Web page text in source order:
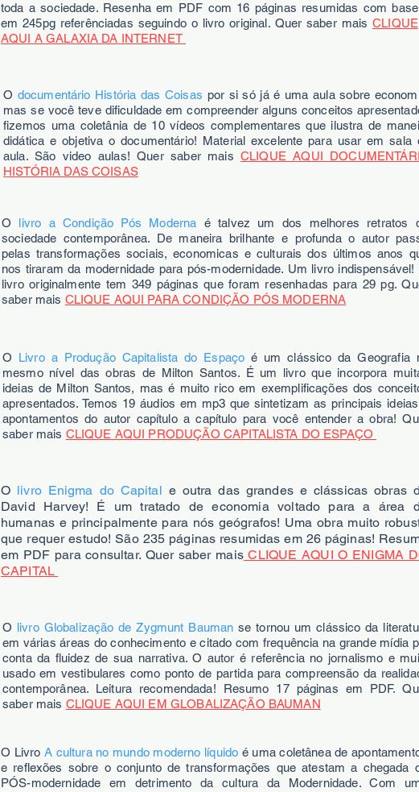
toda a sociedade. Resenha em PDF com 16 páginas resumidas com base
em 245pg referênciadas seguindo o livro original. Quer saber maisCLIQUE
AQUI A GALAXIA DA INTERNET
O documentário História das Coisas por si só já é uma aula sobre
mas se você teve dificuldade em compreender alguns conceitos
fizemos uma coletânia de 10 vídeos complementares que ilustra de
didática e objetiva o documentário! Material excelente para usar em sala
aula. São video aulas! Quer saber maisCLIQUE AQUI
HISTÓRIA DAS COISAS
O livro a Condição Pós Moderna é talvez um dos melhores retratos
sociedade contemporânea. De maneira brilhante e profunda o autor
pelas transformações sociais, economicas e culturais dos últimos anos
nos tiraram da modernidade para pós-modernidade. Um livro indispensável!
livro originalmente tem 349 páginas que foram resenhadas para 29 pg.
saber mais CLIQUE AQUI PARA CONDIÇÃO PÓS MODERNA
O Livro a Produção Capitalista do Espaçoé um clássico da Geografia
mesmo nível das obras de Milton Santos. É um livro que incorpora
ideias de Milton Santos, mas é muito rico em exemplificações dos
apresentados. Temos 19 áudios em mp3 que sintetizam as principais
apontamentos do autor capítulo a capítulo para você entender a obra!
saber mais CLIQUE AQUI PRODUÇÃO CAPITALISTA DO ESPAÇO
O livro Enigma do Capital e outra das grandes e clássicas obras
David Harvey! É um tratado de economia voltado para a área
humanas e principalmente para nós geógrafos! Uma obra muito
que requer estudo! São 235 páginas resumidas em 26 páginas!
em PDF para consultar. Quer saber maisCLIQUE AQUI O ENIGMA
CAPITAL
O livro Globalização de Zygmunt Bauman se tornou um clássico da
em várias áreas do conhecimento e citado com frequência na grande mídia
conta da fluidez de sua narrativa. O autor é referência no jornalismo e
usado em vestibulares como ponto de partida para compreensão da
contemporânea. Leitura recomendada! Resumo 17 páginas em PDF.
saber mais CLIQUE AQUI EM GLOBALIZAÇÃO BAUMAN
O LivroA cultura no mundo moderno líquido é uma coletânea de
e reflexões sobre o conjunto de transformações que atestam a chegada
PÓS-modernidade em detrimento da cultura da Modernidade. Com